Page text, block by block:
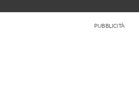
PUBBLICITÀ